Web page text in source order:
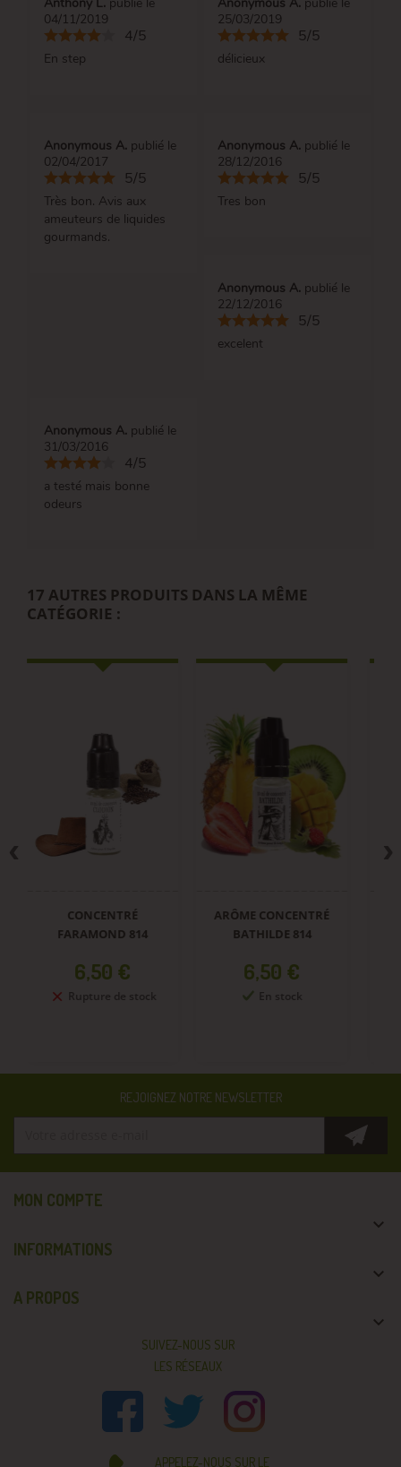
04/11/2019
4/5
En step
25/03/2019
5/5
délicieux
Anonymous A. publié le
02/04/2017
5/5
Très bon. Avis aux
ameuteurs de liquides
gourmands.
Anonymous A. publié le
28/12/2016
5/5
Tres bon
Anonymous A. publié le
22/12/2016
5/5
excelent
Anonymous A. publié le
31/03/2016
4/5
a testé mais bonne
odeurs
17 AUTRES PRODUITS DANS LA MÊME
CATÉGORIE :
CONCENTRÉ
FARAMOND 814
Prix
6,50 €
Rupture de stock
ARÔME CONCENTRÉ
BATHILDE 814
Prix
6,50 €
En stock
REJOIGNEZ NOTRE NEWSLETTER
MON COMPTE

INFORMATIONS

A PROPOS

SUIVEZ-NOUS SUR
LES RÉSEAUX
APPELEZ-NOUS SUR LE